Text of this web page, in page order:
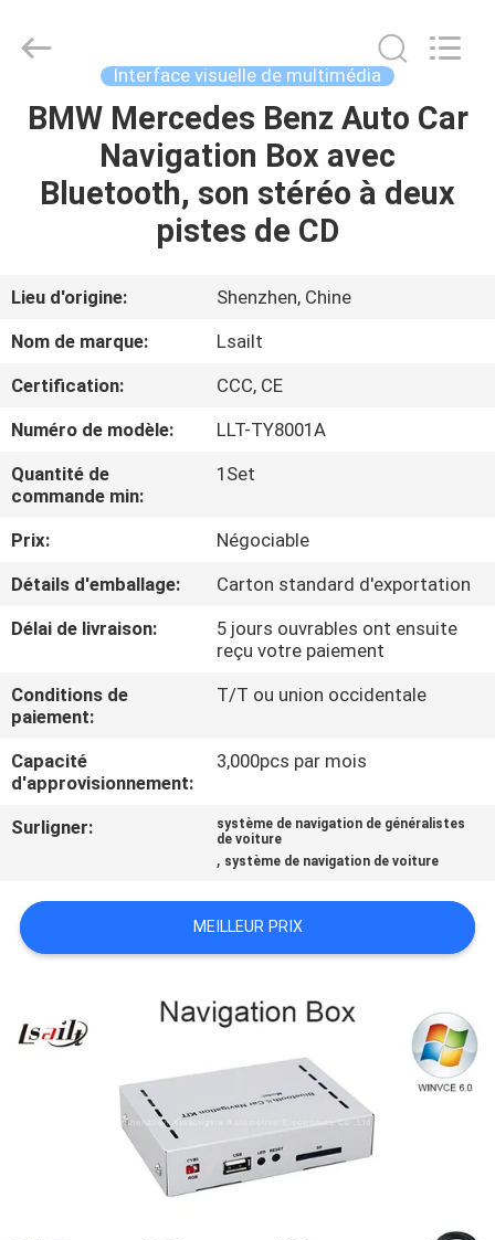
MAISON
PRODUITS
AU
DE
NOUS
VISITE
D'USINE
CONTRÔLE
QUALITÉ
CONTACTEZ-
NOUS
CAS
PLAN
DU
Automobile
Electron
Rights
Reserved.
Interface visuelle de multimédia
BMW Mercedes Benz Auto Car
Navigation Box avec
Bluetooth, son stéréo à deux
pistes de CD
Lieu d'origine:
Shenzhen, Chine
Nom de marque:
Lsailt
Certification:
CCC, CE
Numéro de modèle:
LLT-TY8001A
Quantité de
commande min:
1Set
Prix:
Négociable
Détails d'emballage:
Carton standard d'exportation
Délai de livraison:
5 jours ouvrables ont ensuite
reçu votre paiement
Conditions de
paiement:
T/T ou union occidentale
Capacité
d'approvisionnement:
3,000pcs par mois
Surligner:
système de navigation de généralistes
de voiture
, système de navigation de voiture
MEILLEUR PRIX